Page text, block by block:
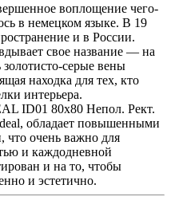
воплощение чего-
в немецком языке. В 19
и в России.
свое название — на
серые вены
находка для тех, кто
интерьера.
ID01 80x80 Непол. Рект.
обладает повышенными
что очень важно для
и каждодневной
и на то, чтобы
и эстетично.